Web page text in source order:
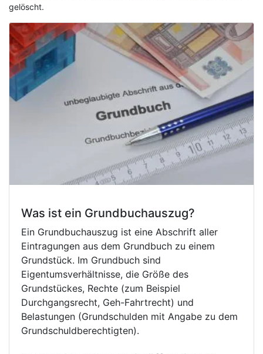
gelöscht.
Was ist ein Grundbuchauszug?
Ein Grundbuchauszug ist eine Abschrift aller
Eintragungen aus dem Grundbuch zu einem
Grundstück. Im Grundbuch sind
Eigentumsverhältnisse, die Größe des
Grundstückes, Rechte (zum Beispiel
Durchgangsrecht, Geh-Fahrtrecht) und
Belastungen (Grundschulden mit Angabe zu dem
Grundschuldberechtigten).